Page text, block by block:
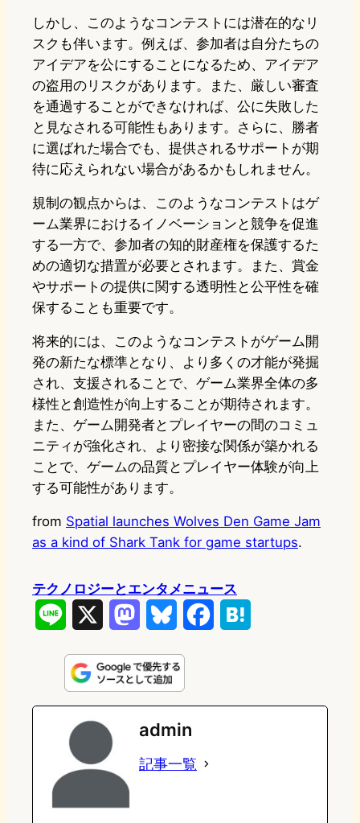
しかし、このようなコンテストには潜在的なリ
スクも伴います。例えば、参加者は自分たちの
アイデアを公にすることになるため、アイデア
の盗用のリスクがあります。また、厳しい審査
を通過することができなければ、公に失敗した
と見なされる可能性もあります。さらに、勝者
に選ばれた場合でも、提供されるサポートが期
待に応えられない場合があるかもしれません。
規制の観点からは、このようなコンテストはゲ
ーム業界におけるイノベーションと競争を促進
する一方で、参加者の知的財産権を保護するた
めの適切な措置が必要とされます。また、賞金
やサポートの提供に関する透明性と公平性を確
保することも重要です。
将来的には、このようなコンテストがゲーム開
発の新たな標準となり、より多くの才能が発掘
され、支援されることで、ゲーム業界全体の多
様性と創造性が向上することが期待されます。
また、ゲーム開発者とプレイヤーの間のコミュ
ニティが強化され、より密接な関係が築かれる
ことで、ゲームの品質とプレイヤー体験が向上
する可能性があります。
from Spatial launches Wolves Den Game Jam
as a kind of Shark Tank for game startups.
テクノロジーとエンタメニュース
n
e
s
t
o
d
u
e
s
k
e
e
admin
記事一覧